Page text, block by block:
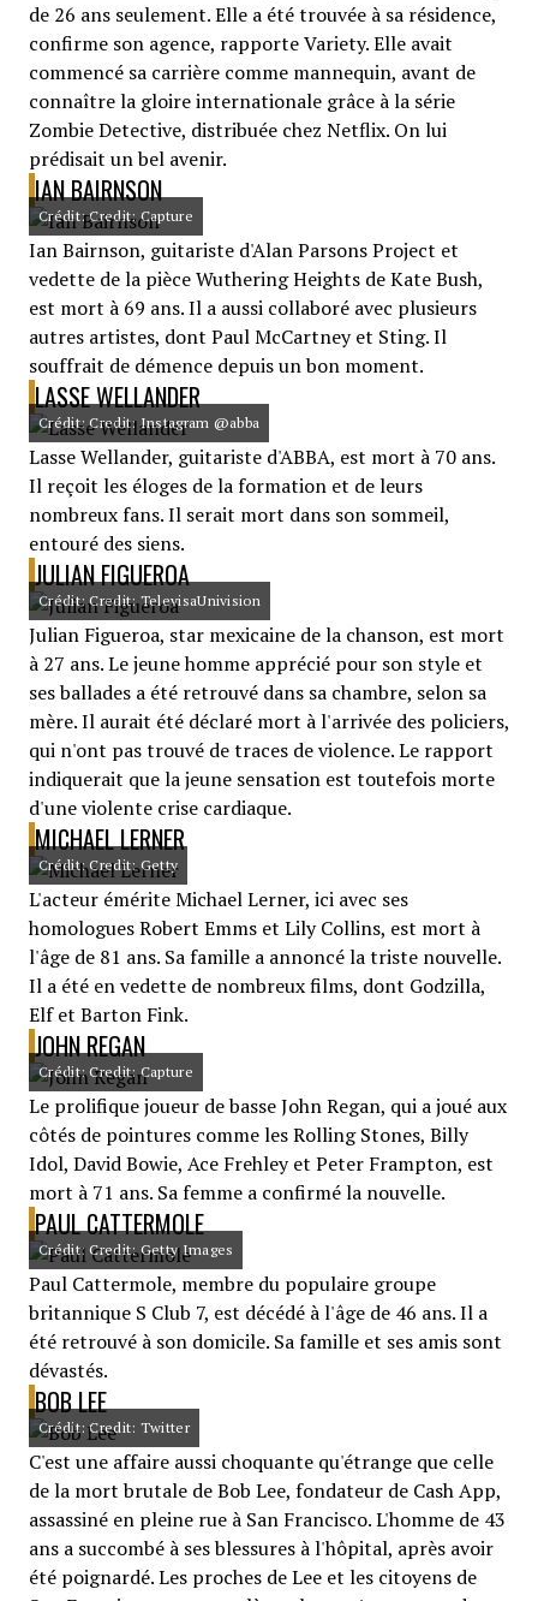
de 26 ans seulement. Elle a été trouvée à sa résidence,
confirme son agence, rapporte Variety. Elle avait
commencé sa carrière comme mannequin, avant de
connaître la gloire internationale grâce à la série
Zombie Detective, distribuée chez Netflix. On lui
prédisait un bel avenir.
IAN BAIRNSON
Crédit: Credit: Capture
Ian Bairnson, guitariste d'Alan Parsons Project et
vedette de la pièce Wuthering Heights de Kate Bush,
est mort à 69 ans. Il a aussi collaboré avec plusieurs
autres artistes, dont Paul McCartney et Sting. Il
souffrait de démence depuis un bon moment.
LASSE WELLANDER
Crédit: Credit: Instagram @abba
Lasse Wellander, guitariste d'ABBA, est mort à 70 ans.
Il reçoit les éloges de la formation et de leurs
nombreux fans. Il serait mort dans son sommeil,
entouré des siens.
JULIAN FIGUEROA
Crédit: Credit: TelevisaUnivision
Julian Figueroa, star mexicaine de la chanson, est mort
à 27 ans. Le jeune homme apprécié pour son style et
ses ballades a été retrouvé dans sa chambre, selon sa
mère. Il aurait été déclaré mort à l'arrivée des policiers,
qui n'ont pas trouvé de traces de violence. Le rapport
indiquerait que la jeune sensation est toutefois morte
d'une violente crise cardiaque.
MICHAEL LERNER
Crédit: Credit: Getty
L'acteur émérite Michael Lerner, ici avec ses
homologues Robert Emms et Lily Collins, est mort à
l'âge de 81 ans. Sa famille a annoncé la triste nouvelle.
Il a été en vedette de nombreux films, dont Godzilla,
Elf et Barton Fink.
JOHN REGAN
Crédit: Credit: Capture
Le prolifique joueur de basse John Regan, qui a joué aux
côtés de pointures comme les Rolling Stones, Billy
Idol, David Bowie, Ace Frehley et Peter Frampton, est
mort à 71 ans. Sa femme a confirmé la nouvelle.
PAUL CATTERMOLE
Crédit: Credit: Getty Images
Paul Cattermole, membre du populaire groupe
britannique S Club 7, est décédé à l'âge de 46 ans. Il a
été retrouvé à son domicile. Sa famille et ses amis sont
dévastés.
BOB LEE
Crédit: Credit: Twitter
C'est une affaire aussi choquante qu'étrange que celle
de la mort brutale de Bob Lee, fondateur de Cash App,
assassiné en pleine rue à San Francisco. L'homme de 43
ans a succombé à ses blessures à l'hôpital, après avoir
été poignardé. Les proches de Lee et les citoyens de